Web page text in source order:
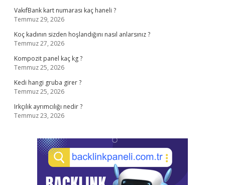
VakıfBank kart numarası kaç haneli ?
Temmuz 29, 2026
Koç kadının sizden hoşlandığını nasıl anlarsınız ?
Temmuz 27, 2026
Kompozit panel kaç kg ?
Temmuz 25, 2026
Kedi hangi gruba girer ?
Temmuz 25, 2026
Irkçılık ayrımcılığı nedir ?
Temmuz 23, 2026